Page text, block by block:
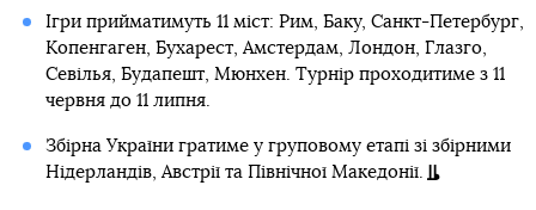
Ігри прийматимуть 11 міст: Рим, Баку, Санкт-Петербург,
Копенгаген, Бухарест, Амстердам, Лондон, Глазго,
Севілья, Будапешт, Мюнхен. Турнір проходитиме з 11
червня до 11 липня.
Збірна України гратиме у груповому етапі зі збірними
Нідерландів, Австрії та Північної Македонії.